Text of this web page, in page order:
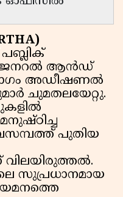
ജനറൽ ആൻഡ്
അഡീഷണൽ
ചുമതലയേറ്റു.
പുതിയ
സുപ്രധാനമായ